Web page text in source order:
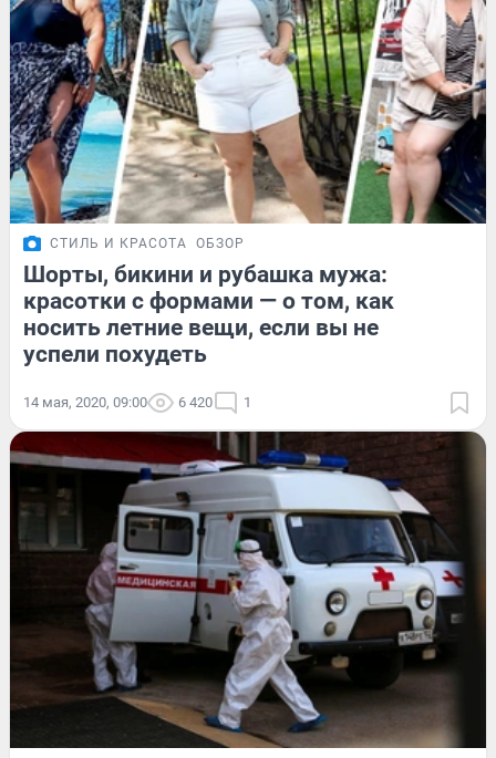
СТИЛЬ И КРАСОТА ОБЗОР
Шорты, бикини и рубашка мужа:
красотки с формами — о том, как
носить летние вещи, если вы не
успели похудеть
14 мая, 2020, 09:00 6 420 1